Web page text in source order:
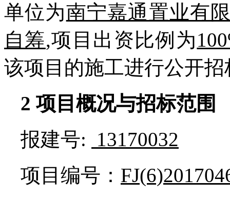
单位为南宁嘉通置业有
自筹,项目出资比例为
该项目的施工进行公开招
2 项目概况与招标范围
报建号:
13170032
项目编号：